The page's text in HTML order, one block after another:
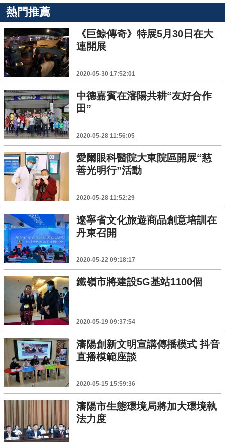
熱門推薦
《巨鯨傳奇》特展5月30日在大
連開展
2020-05-30 17:52:01
中德嘉賓在瀋陽共耕“友好合作
田”
2020-05-28 11:56:05
愛爾眼科醫院大東院區開展“慈
善光明行”活動
2020-05-28 11:52:29
遼寧省文化旅遊商品創意培訓在
丹東召開
2020-05-22 09:18:17
鐵嶺市將建設5G基站1100個
2020-05-19 09:37:54
瀋陽創新文明宣講傳播模式 抖音
直播模範座談
2020-05-15 15:59:36
瀋陽市生態環境局將加大環境執
法力度